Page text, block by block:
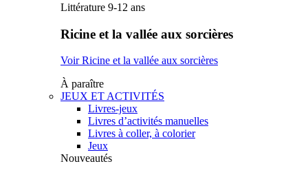
Littérature 9-12 ans
Ricine et la vallée aux sorcières
Voir Ricine et la vallée aux sorcières
À paraître
JEUX ET ACTIVITÉS
Livres-jeux
Livres d’activités manuelles
Livres à coller, à colorier
Jeux
Nouveautés